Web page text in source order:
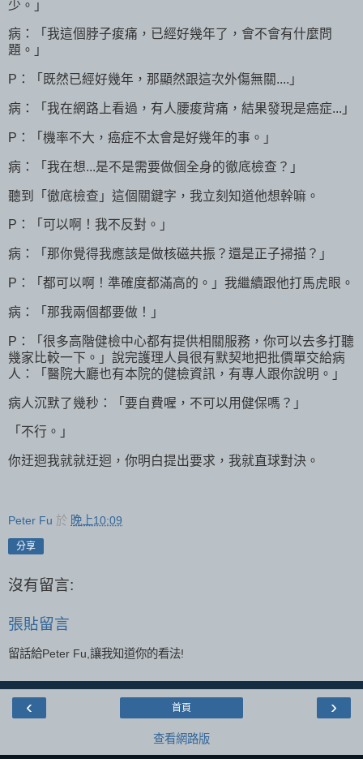
少。」
病：「我這個脖子痠痛，已經好幾年了，會不會有什麼問
題。」
P：「既然已經好幾年，那顯然跟這次外傷無關....」
病：「我在網路上看過，有人腰痠背痛，結果發現是癌症...」
P：「機率不大，癌症不太會是好幾年的事。」
病：「我在想...是不是需要做個全身的徹底檢查？」
聽到「徹底檢查」這個關鍵字，我立刻知道他想幹嘛。
P：「可以啊！我不反對。」
病：「那你覺得我應該是做核磁共振？還是正子掃描？」
P：「都可以啊！準確度都滿高的。」我繼續跟他打馬虎眼。
病：「那我兩個都要做！」
P：「很多高階健檢中心都有提供相關服務，你可以去多打聽
幾家比較一下。」說完護理人員很有默契地把批價單交給病
人：「醫院大廳也有本院的健檢資訊，有專人跟你說明。」
病人沉默了幾秒：「要自費喔，不可以用健保嗎？」
「不行。」
你迂迴我就就迂迴，你明白提出要求，我就直球對決。
Peter Fu 於 晚上10:09
分享
沒有留言:
張貼留言
留話給Peter Fu,讓我知道你的看法!
‹ ›
首頁
查看網路版